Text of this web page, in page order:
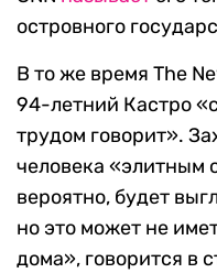
островного
В то же время The
94-летний Кастро
трудом говорит».
человека «элитным
вероятно, будет
но это может не
дома», говорится в